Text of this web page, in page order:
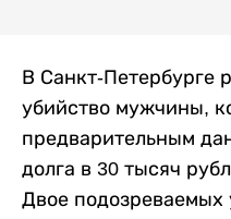
В Санкт-Петербурге
убийство мужчины,
предварительным
долга в 30 тысяч
Двое